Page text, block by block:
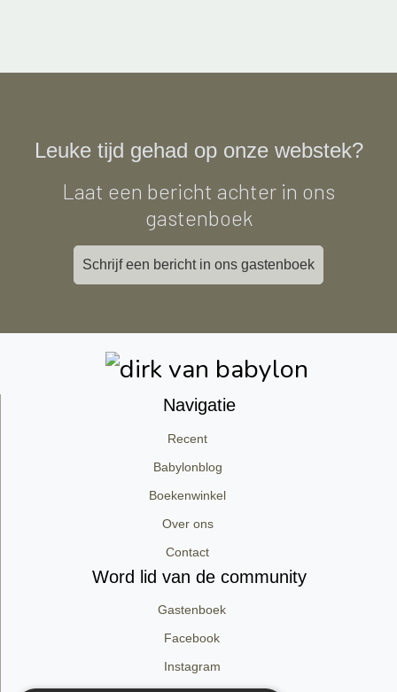
Leuke tijd gehad op onze webstek?
Laat een bericht achter in ons
gastenboek
Schrijf een bericht in ons gastenboek
Navigatie
Recent
Babylonblog
Boekenwinkel
Over ons
Contact
Word lid van de community
Gastenboek
Facebook
Instagram